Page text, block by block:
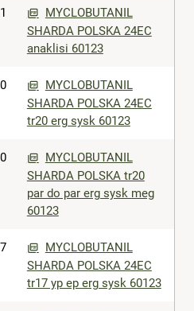
MYCLOBUTANIL
SHARDA POLSKA 24EC
anaklisi 60123
MYCLOBUTANIL
SHARDA POLSKA 24EC
tr20 erg sysk 60123
MYCLOBUTANIL
SHARDA POLSKA tr20
par do par erg sysk meg
60123
MYCLOBUTANIL
SHARDA POLSKA 24EC
tr17 yp ep erg sysk 60123